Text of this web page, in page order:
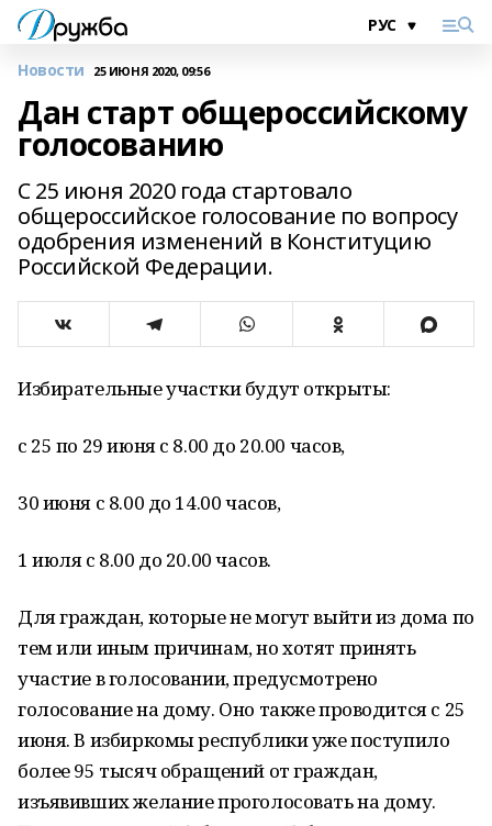
Новости 25 ИЮНЯ 2020, 09:56
Дан старт общероссийскому
голосованию
С 25 июня 2020 года стартовало
общероссийское голосование по вопросу
одобрения изменений в Конституцию
Российской Федерации.
Избирательные участки будут открыты:
с 25 по 29 июня с 8.00 до 20.00 часов,
30 июня с 8.00 до 14.00 часов,
1 июля с 8.00 до 20.00 часов.
Для граждан, которые не могут выйти из дома по
тем или иным причинам, но хотят принять
участие в голосовании, предусмотрено
голосование на дому. Оно также проводится с 25
июня. В избиркомы республики уже поступило
более 95 тысяч обращений от граждан,
изъявивших желание проголосовать на дому.